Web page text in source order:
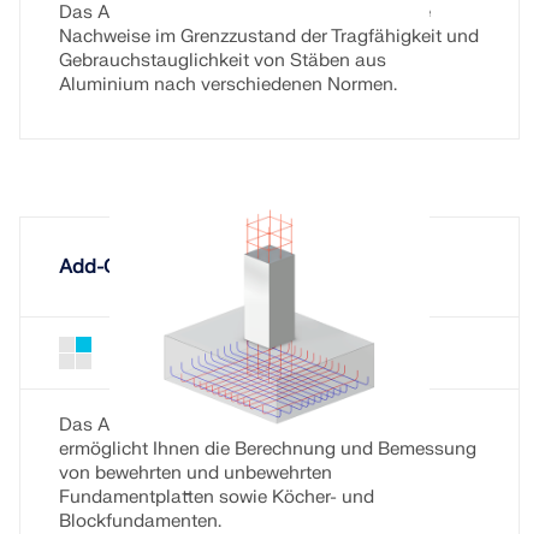
Das Add-On Aluminiumbemessung führt die
Nachweise im Grenzzustand der Tragfähigkeit und
Gebrauchstauglichkeit von Stäben aus
Aluminium nach verschiedenen Normen.
Add-On Betonfundamente
Betonfundamente für RSTAB 9 Add-On
Das Add-On Betonfundamente für RSTAB 9
ermöglicht Ihnen die Berechnung und Bemessung
von bewehrten und unbewehrten
Fundamentplatten sowie Köcher- und
Blockfundamenten.